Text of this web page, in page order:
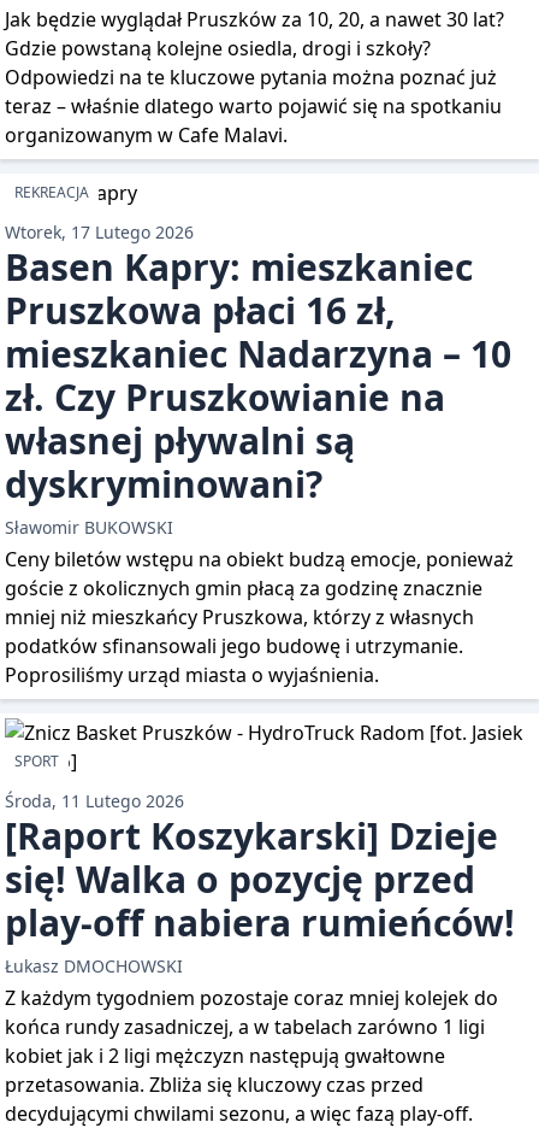
Jak będzie wyglądał Pruszków za 10, 20, a nawet 30 lat?
Gdzie powstaną kolejne osiedla, drogi i szkoły?
Odpowiedzi na te kluczowe pytania można poznać już
teraz – właśnie dlatego warto pojawić się na spotkaniu
organizowanym w Cafe Malavi.
REKREACJA
Wtorek, 17 Lutego 2026
Basen Kapry: mieszkaniec
Pruszkowa płaci 16 zł,
mieszkaniec Nadarzyna – 10
zł. Czy Pruszkowianie na
własnej pływalni są
dyskryminowani?
Sławomir BUKOWSKI
Ceny biletów wstępu na obiekt budzą emocje, ponieważ
goście z okolicznych gmin płacą za godzinę znacznie
mniej niż mieszkańcy Pruszkowa, którzy z własnych
podatków sfinansowali jego budowę i utrzymanie.
Poprosiliśmy urząd miasta o wyjaśnienia.
SPORT
Środa, 11 Lutego 2026
[Raport Koszykarski] Dzieje
się! Walka o pozycję przed
play-off nabiera rumieńców!
Łukasz DMOCHOWSKI
Z każdym tygodniem pozostaje coraz mniej kolejek do
końca rundy zasadniczej, a w tabelach zarówno 1 ligi
kobiet jak i 2 ligi mężczyzn następują gwałtowne
przetasowania. Zbliża się kluczowy czas przed
decydującymi chwilami sezonu, a więc fazą play-off.